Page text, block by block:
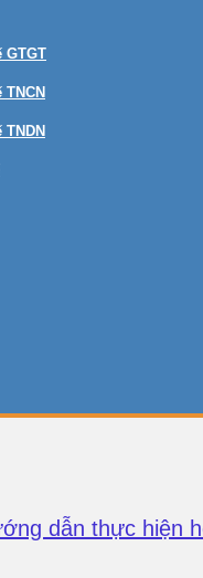
GTGT
dẫn thực hiện